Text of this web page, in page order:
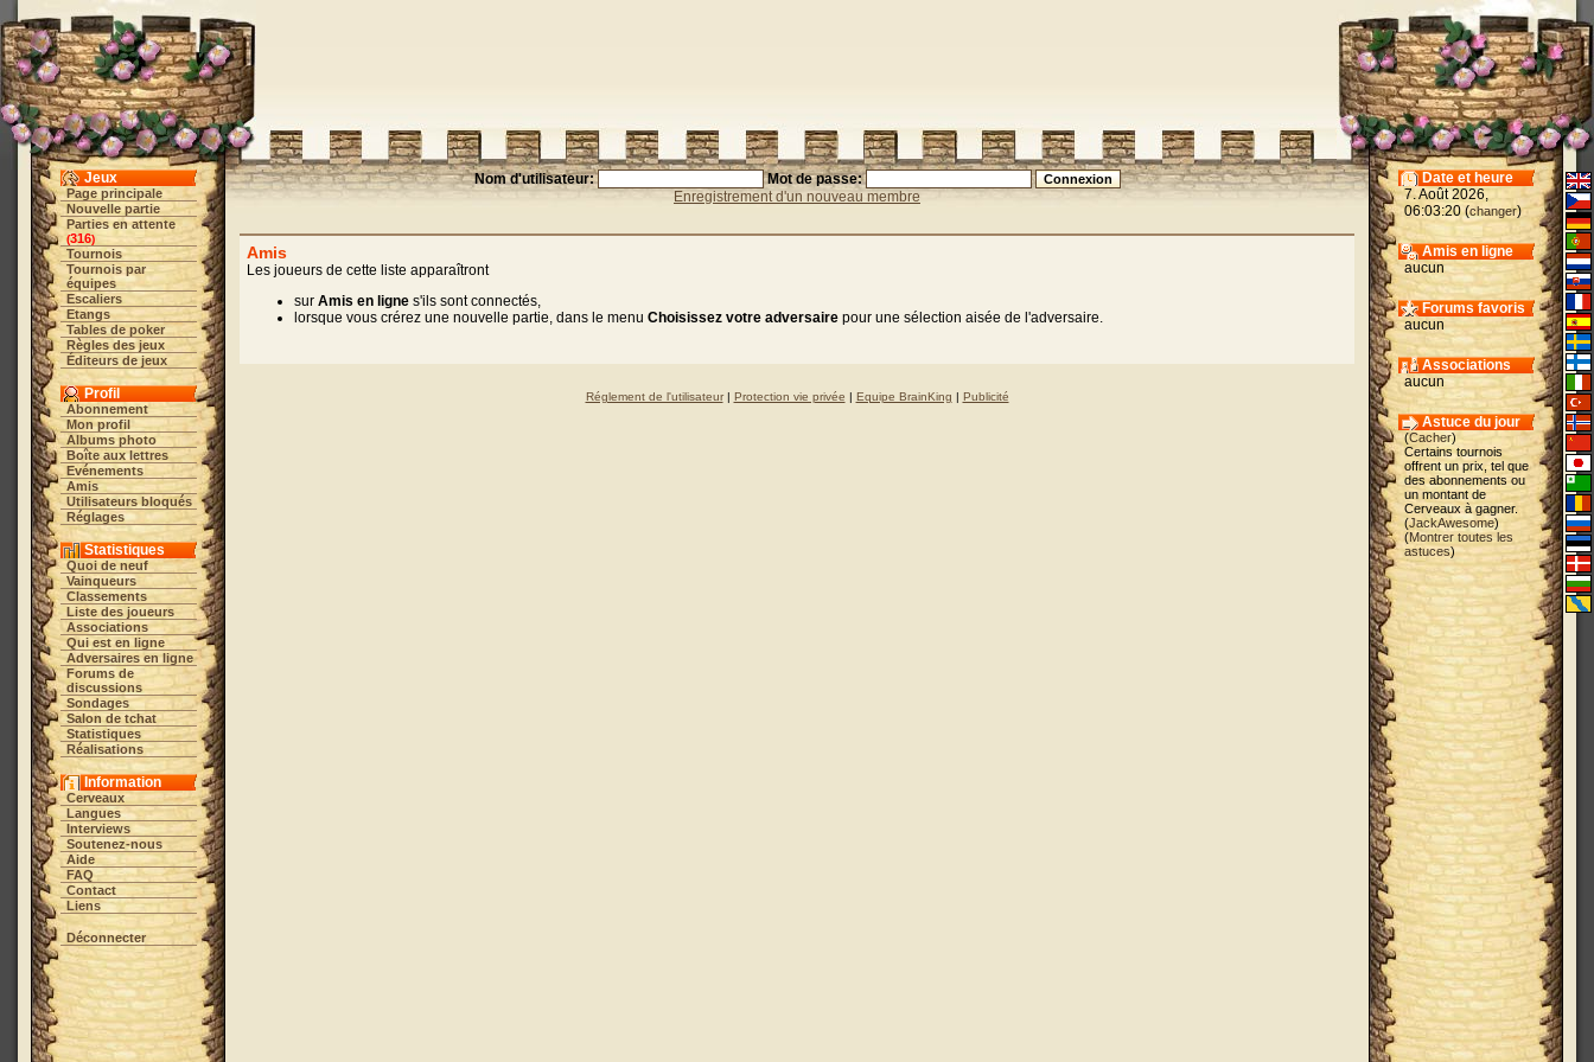
Jeux
Page principale
Nouvelle partie
Parties en attente
(316)
Tournois
Tournois par
équipes
Escaliers
Etangs
Tables de poker
Règles des jeux
Éditeurs de jeux
Profil
Abonnement
Mon profil
Albums photo
Boîte aux lettres
Evénements
Amis
Utilisateurs bloqués
Réglages
Statistiques
Quoi de neuf
Vainqueurs
Classements
Liste des joueurs
Associations
Qui est en ligne
Adversaires en ligne
Forums de
discussions
Sondages
Salon de tchat
Statistiques
Réalisations
Information
Cerveaux
Langues
Interviews
Soutenez-nous
Aide
FAQ
Contact
Liens
Déconnecter
Nom d'utilisateur:
Mot de passe:
Enregistrement d'un nouveau membre
Amis
Les joueurs de cette liste apparaîtront
sur Amis en ligne s'ils sont connectés,
lorsque vous crérez une nouvelle partie, dans le menu Choisissez votre adversaire pour une sélection aisée de l'adversaire.
Réglement de l'utilisateur| Protection vie privée | Equipe BrainKing | Publicité
Date et heure
7. Août 2026,
06:03:20 (changer)
Amis en ligne
aucun
Forums favoris
aucun
Associations
aucun
Astuce du jour
(Cacher)
Certains tournois
offrent un prix, tel que
des abonnements ou
un montant de
Cerveaux à gagner.
(JackAwesome)
(Montrer toutes les
astuces)